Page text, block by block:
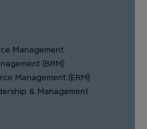
Management
(BRM)
Management (ERM)
& Management